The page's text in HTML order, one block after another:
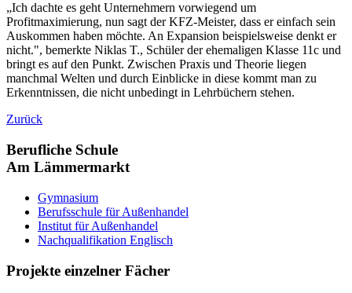
„Ich dachte es geht Unternehmern vorwiegend um
Profitmaximierung, nun sagt der KFZ-Meister, dass er einfach sein
Auskommen haben möchte. An Expansion beispielsweise denkt er
nicht.", bemerkte Niklas T., Schüler der ehemaligen Klasse 11c und
bringt es auf den Punkt. Zwischen Praxis und Theorie liegen
manchmal Welten und durch Einblicke in diese kommt man zu
Erkenntnissen, die nicht unbedingt in Lehrbüchern stehen.
Zurück
Berufliche Schule
Am Lämmermarkt
Gymnasium
Berufsschule für Außenhandel
Institut für Außenhandel
Nachqualifikation Englisch
Projekte einzelner Fächer